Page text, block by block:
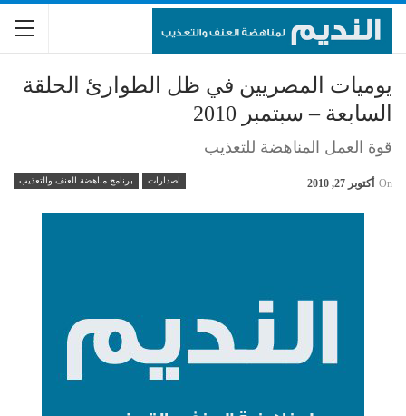
يوميات المصريين في ظل الطوارئ الحلقة
السابعة – سبتمبر 2010
قوة العمل المناهضة للتعذيب
اصدارات برنامج مناهضة العنف والتعذيب On أكتوبر 27, 2010